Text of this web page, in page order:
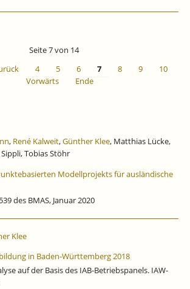
Seite 7 von 14
4 5 6 7 8 9
10
Vorwärts
Ende
, René Kalweit,Günther Klee, Matthias Lücke,
Tobias Stöhr
Modellprojekts für ausländische
des BMAS, Januar 2020
Klee
in Baden-Württemberg 2018
auf der Basis des IAB-Betriebspanels. IAW-